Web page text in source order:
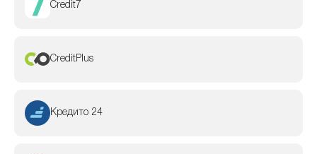
Credit7
CreditPlus
Кредито 24